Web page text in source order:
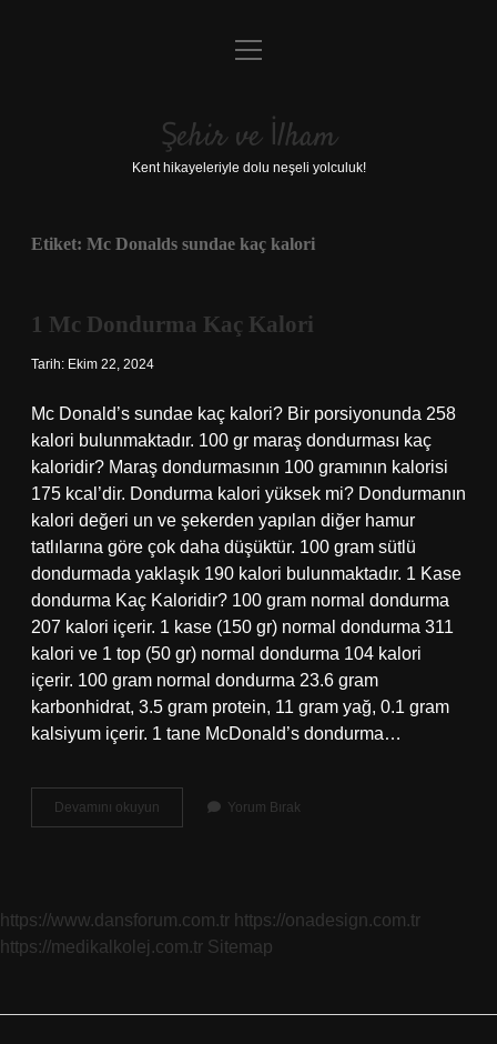
Anasayfa
Yasal Uyarı
menüyü
Şehir ve İlham
Kent hikayeleriyle dolu neşeli yolculuk!
Etiket: Mc Donalds sundae kaç kalori
1 Mc Dondurma Kaç Kalori
Tarih: Ekim 22, 2024
Mc Donald’s sundae kaç kalori? Bir porsiyonunda 258
kalori bulunmaktadır. 100 gr maraş dondurması kaç
kaloridir? Maraş dondurmasının 100 gramının kalorisi
175 kcal’dir. Dondurma kalori yüksek mi? Dondurmanın
kalori değeri un ve şekerden yapılan diğer hamur
tatlılarına göre çok daha düşüktür. 100 gram sütlü
dondurmada yaklaşık 190 kalori bulunmaktadır. 1 Kase
dondurma Kaç Kaloridir? 100 gram normal dondurma
207 kalori içerir. 1 kase (150 gr) normal dondurma 311
kalori ve 1 top (50 gr) normal dondurma 104 kalori
içerir. 100 gram normal dondurma 23.6 gram
karbonhidrat, 3.5 gram protein, 11 gram yağ, 0.1 gram
kalsiyum içerir. 1 tane McDonald’s dondurma…
Devamını okuyun
Mc
Yorum Bırak
https://www.dansforum.com.tr https://onadesign.com.tr
https://medikalkolej.com.tr Sitemap